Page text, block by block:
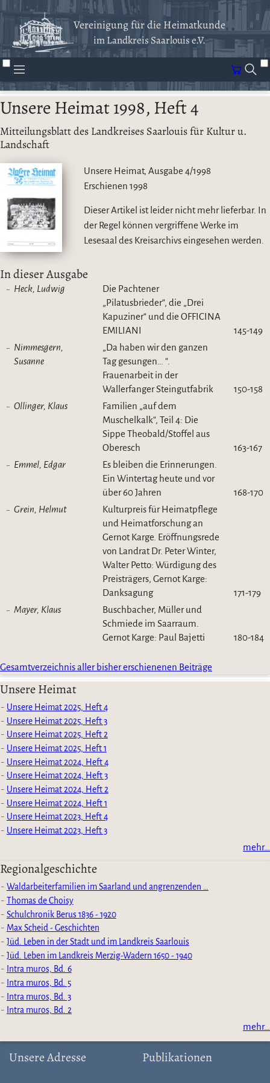
Vereinigung für die Heimatkunde
im Landkreis Saarlouis e.V.
Unsere Heimat 1998, Heft 4
Mitteilungsblatt des Landkreises Saarlouis für Kultur u.
Landschaft
Unsere Heimat, Ausgabe 4/1998
Erschienen 1998
Dieser Artikel ist leider nicht mehr lieferbar. In
der Regel können vergriffene Werke im
Lesesaal des Kreisarchivs eingesehen werden.
In dieser Ausgabe
Heck, Ludwig
Die Pachtener
„Pilatusbrieder“, die „Drei
Kapuziner“ und die OFFICINA
EMILIANI
145-149
Nimmesgern,
Susanne
„Da haben wir den ganzen
Tag gesungen… “.
Frauenarbeit in der
Wallerfanger Steingutfabrik
150-158
Ollinger, Klaus
Familien „auf dem
Muschelkalk“, Teil 4: Die
Sippe Theobald/Stoffel aus
Oberesch
163-167
Emmel, Edgar
Es bleiben die Erinnerungen.
Ein Wintertag heute und vor
über 60 Jahren
168-170
Grein, Helmut
Kulturpreis für Heimatpflege
und Heimatforschung an
Gernot Karge. Eröffnungsrede
von Landrat Dr. Peter Winter,
Walter Petto: Würdigung des
Preisträgers, Gernot Karge:
Danksagung
171-179
Mayer, Klaus
Buschbacher, Müller und
Schmiede im Saarraum.
Gernot Karge: Paul Bajetti
180-184
Gesamtverzeichnis aller bisher erschienenen Beiträge
Unsere Heimat
Unsere Heimat 2025, Heft 4
Unsere Heimat 2025, Heft 3
Unsere Heimat 2025, Heft 2
Unsere Heimat 2025, Heft 1
Unsere Heimat 2024, Heft 4
Unsere Heimat 2024, Heft 3
Unsere Heimat 2024, Heft 2
Unsere Heimat 2024, Heft 1
Unsere Heimat 2023, Heft 4
Unsere Heimat 2023, Heft 3
mehr…
Regionalgeschichte
Waldarbeiterfamilien im Saarland und angrenzenden …
Thomas de Choisy
Schulchronik Berus 1836 - 1920
Max Scheid - Geschichten
Jüd. Leben in der Stadt und im Landkreis Saarlouis
Jüd. Leben im Landkreis Merzig-Wadern 1650 - 1940
Intra muros, Bd. 6
Intra muros, Bd. 5
Intra muros, Bd. 3
Intra muros, Bd. 2
mehr…
Unsere Adresse Publikationen